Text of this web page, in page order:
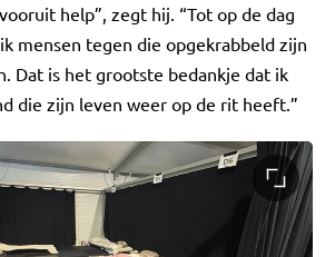
help”, zegt hij. “Tot op de dag
mensen tegen die opgekrabbeld zijn
Dat is het grootste bedankje dat ik
die zijn leven weer op de rit heeft.”